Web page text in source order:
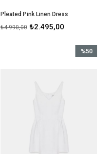
Pleated Pink Linen Dress
₺2.495,00
₺4.990,00
%50